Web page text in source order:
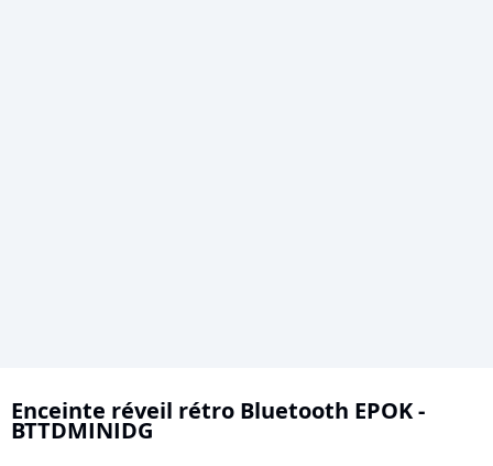
to
the
Enceinte réveil rétro Bluetooth EPOK -
BTTDMINIDG